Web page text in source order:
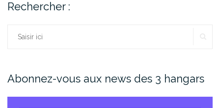
Rechercher :
Rechercher :
Abonnez-vous aux news des 3 hangars